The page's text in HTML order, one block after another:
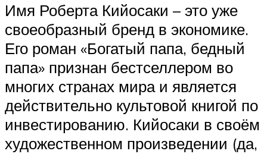
Имя Роберта Кийосаки – это уже
своеобразный бренд в экономике.
Его роман «Богатый папа, бедный
папа» признан бестселлером во
многих странах мира и является
действительно культовой книгой по
инвестированию. Кийосаки в своём
художественном произведении (да,